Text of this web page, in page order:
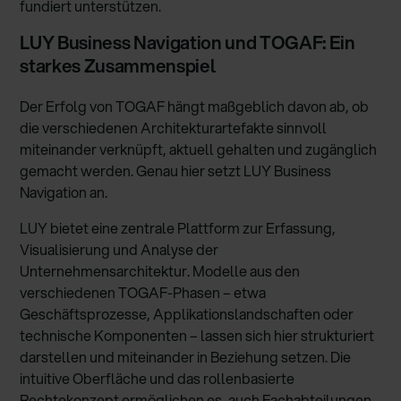
fundiert unterstützen.
LUY Business Navigation und TOGAF: Ein
starkes Zusammenspiel
Der Erfolg von TOGAF hängt maßgeblich davon ab, ob
die verschiedenen Architekturartefakte sinnvoll
miteinander verknüpft, aktuell gehalten und zugänglich
gemacht werden. Genau hier setzt LUY Business
Navigation an.
LUY bietet eine zentrale Plattform zur Erfassung,
Visualisierung und Analyse der
Unternehmensarchitektur. Modelle aus den
verschiedenen TOGAF-Phasen – etwa
Geschäftsprozesse, Applikationslandschaften oder
technische Komponenten – lassen sich hier strukturiert
darstellen und miteinander in Beziehung setzen. Die
intuitive Oberfläche und das rollenbasierte